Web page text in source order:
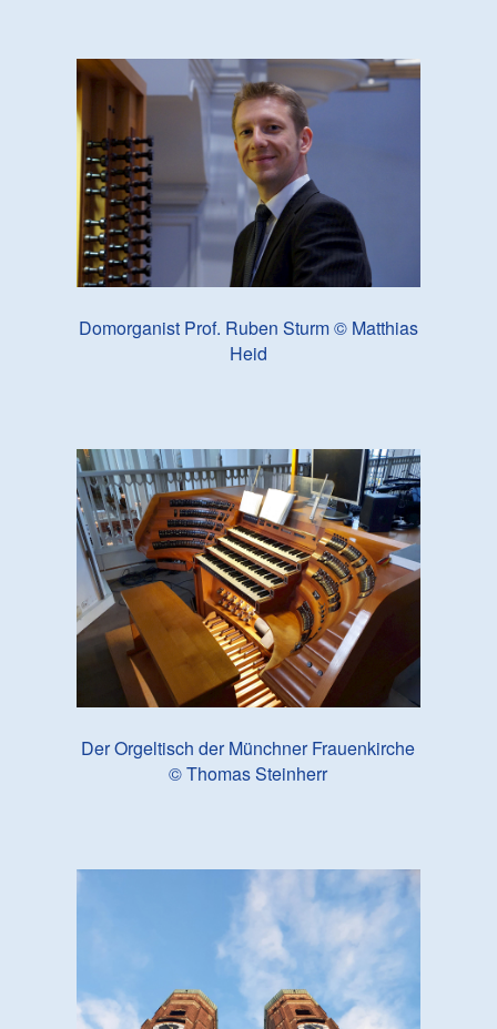
Domorganist Prof. Ruben Sturm © Matthias
Heid
Der Orgeltisch der Münchner Frauenkirche
© Thomas Steinherr